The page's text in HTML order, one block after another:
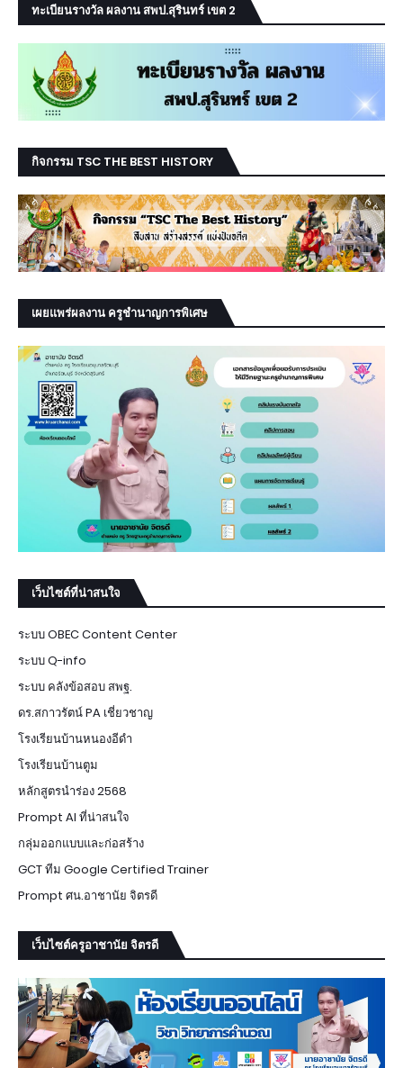
ทะเบียนรางวัล ผลงาน สพป.สุรินทร์ เขต 2
กิจกรรม TSC THE BEST HISTORY
เผยแพร่ผลงาน ครูชำนาญการพิเศษ
เว็บไซต์ที่น่าสนใจ
ระบบ OBEC Content Center
ระบบ Q-info
ระบบ คลังข้อสอบ สพฐ.
ดร.สกาวรัตน์ PA เชี่ยวชาญ
โรงเรียนบ้านหนองอีดำ
โรงเรียนบ้านตูม
หลักสูตรนำร่อง 2568
Prompt AI ที่น่าสนใจ
กลุ่มออกแบบและก่อสร้าง
GCT ทีม Google Certified Trainer
Prompt ศน.อาชานัย จิตรดี
เว็บไซต์ครูอาชานัย จิตรดี